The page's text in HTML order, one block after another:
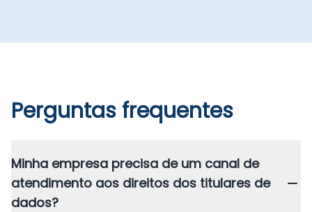
Perguntas frequentes
Minha empresa precisa de um canal de
atendimento aos direitos dos titulares de
dados?